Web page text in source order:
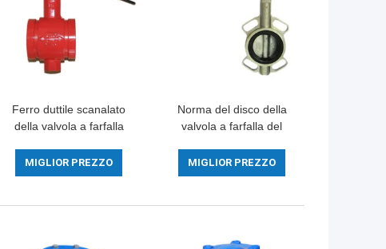
Ferro duttile scanalato
della valvola a farfalla
motorizzato per il
prodotto chimico medio
MIGLIOR PREZZO
Norma del disco della
valvola a farfalla del
inossidabile della
guarnizione del metallo
MIGLIOR PREZZO